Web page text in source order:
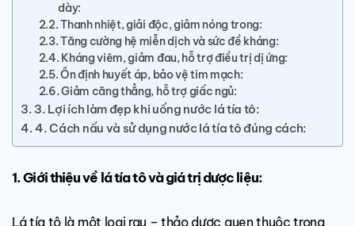
dày:
Thanh nhiệt, giải độc, giảm nóng trong:
Tăng cường hệ miễn dịch và sức đề kháng:
Kháng viêm, giảm đau, hỗ trợ điều trị dị ứng:
Ổn định huyết áp, bảo vệ tim mạch:
Giảm căng thẳng, hỗ trợ giấc ngủ:
3. Lợi ích làm đẹp khi uống nước lá tía tô:
4. Cách nấu và sử dụng nước lá tía tô đúng cách:
1. Giới thiệu về lá tía tô và giá trị dược liệu:
Lá tía tô là một loại rau – thảo dược quen thuộc trong